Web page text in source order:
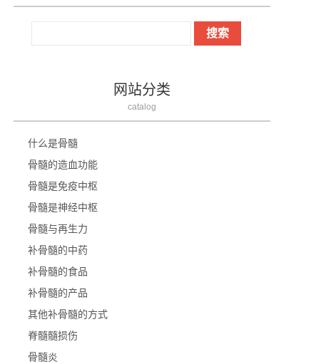
网站分类
catalog
什么是骨髓
骨髓的造血功能
骨髓是免疫中枢
骨髓是神经中枢
骨髓与再生力
补骨髓的中药
补骨髓的食品
补骨髓的产品
其他补骨髓的方式
脊髓髓损伤
骨髓炎